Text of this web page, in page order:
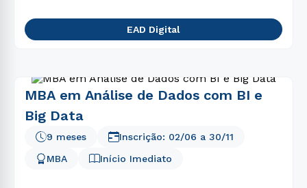
EAD Digital
MBA em Análise de Dados com BI e
Big Data
MBA
9 meses
Início Imediato
Inscrição: 02/06 a 30/11